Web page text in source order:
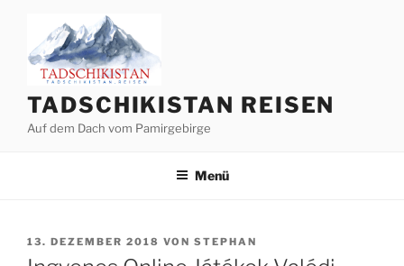
springen
TADSCHIKISTAN REISEN
Auf dem Dach vom Pamirgebirge
Menü
VERÖFFENTLICHT
AM
13. DEZEMBER 2018 VON STEPHAN